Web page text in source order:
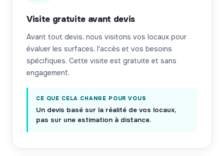
Visite gratuite avant devis
Avant tout devis, nous visitons vos locaux pour
évaluer les surfaces, l'accès et vos besoins
spécifiques. Cette visite est gratuite et sans
engagement.
CE QUE CELA CHANGE POUR VOUS
Un devis basé sur la réalité de vos locaux,
pas sur une estimation à distance.